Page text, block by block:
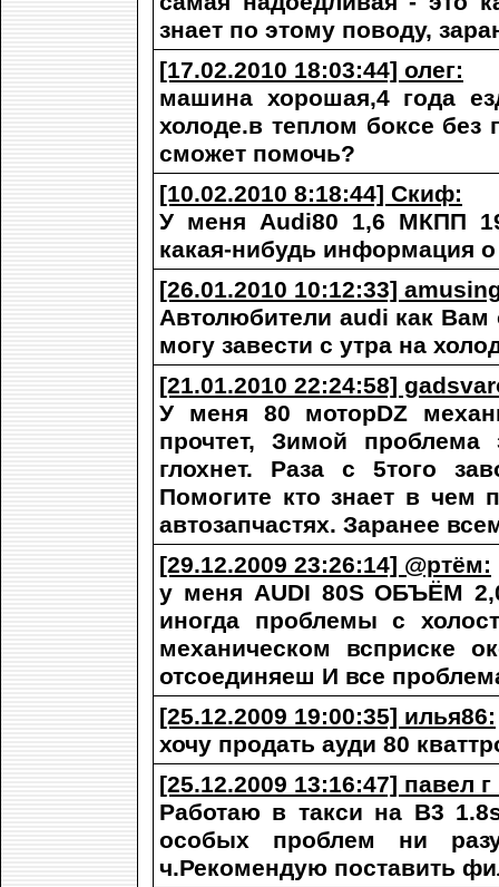
знает по этому поводу,
[17.02.2010 18:03:44] олег:
машина хорошая,4 года
холоде.в теплом боксе без
сможет помочь?
[10.02.2010 8:18:44] Скиф:
У меня Audi80 1,6 МКПП
какая-нибудь информация
[26.01.2010 10:12:33]
Автолюбители audi как Вам
могу завести с утра на
[21.01.2010 22:24:58]
У меня 80 моторDZ
прочтет, Зимой
глохнет. Раза с 5того
Помогите кто знает в чем
автозапчастях. Заранее
[29.12.2009 23:26:14] @ртём:
у меня AUDI 80S ОБЪЁМ
иногда проблемы с
механическом всприске
отсоединяеш И все
[25.12.2009 19:00:35] илья86:
хочу продать ауди 80
[25.12.2009 13:16:47] павел
Работаю в такси на В3
особых проблем ни
ч.Рекомендую поставить